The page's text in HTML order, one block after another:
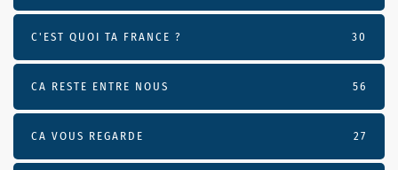
C'EST QUOI TA FRANCE ? 30
CA RESTE ENTRE NOUS 56
CA VOUS REGARDE 27